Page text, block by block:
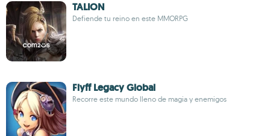
TALION
Defiende tu reino en este MMORPG
Flyff Legacy Global
Recorre este mundo lleno de magia y enemigos